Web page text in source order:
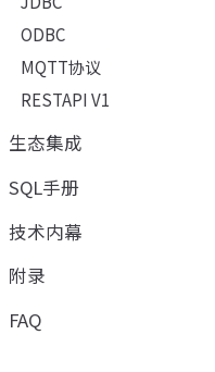
ODBC
MQTT协议
RESTAPI V1
生态集成
SQL手册
技术内幕
附录
FAQ